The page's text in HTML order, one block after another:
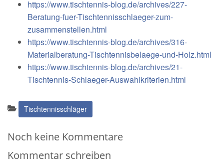
https://www.tischtennis-blog.de/archives/227-
Beratung-fuer-Tischtennisschlaeger-zum-
zusammenstellen.html
https://www.tischtennis-blog.de/archives/316-
Materialberatung-Tischtennisbelaege-und-Holz.html
https://www.tischtennis-blog.de/archives/21-
Tischtennis-Schlaeger-Auswahlkriterien.html
Kategorien:
Tischtennisschläger
Noch keine Kommentare
Kommentar schreiben